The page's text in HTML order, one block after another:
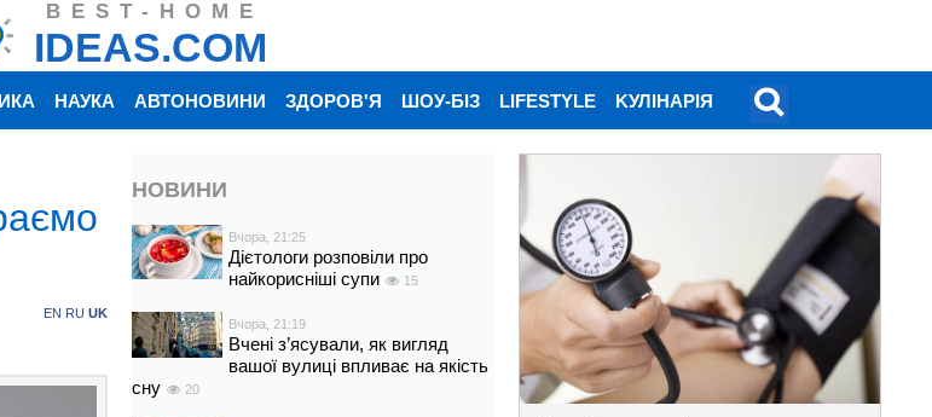
BEST-HOME
IDEAS.COM
НАУКА АВТОНОВИНИ ЗДОРОВ'Я ШОУ-БІЗ LIFESTYLE KУЛІНАРІЯ
EN RU UK
НОВИНИ
Вчора, 21:25
Дієтологи розповіли про
найкорисніші супи
15
Вчора, 21:19
Вчені з’ясували, як вигляд
вашої вулиці впливає на якість
сну
20